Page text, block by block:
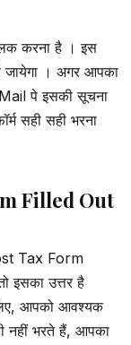
करना है । इस
। अगर आपका
पे इसकी सूचना
सही सही भरना
Filled Out
Tax Form
इसका उत्तर है
आपको आवश्यक
नहीं भरते हैं, आपका